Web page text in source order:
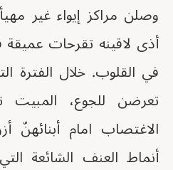
وصلن مراكز إيواء غير
أذى لاقينه تقرحات عميقة
في القلوب. خلال الفترة
تعرضن للجوع،
الاغتصاب امام أبنائهنّ
أنماط العنف الشائعة